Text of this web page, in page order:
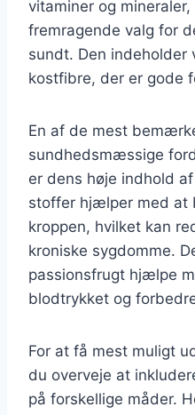
vitaminer og
fremragende valg for
sundt. Den indeholder
kostfibre, der er gode
En af de mest
sundhedsmæssige
er dens høje indhold
stoffer hjælper med at
kroppen, hvilket kan
kroniske sygdomme.
passionsfrugt hjælpe
blodtrykket og
For at få mest muligt
du overveje at
på forskellige måder.